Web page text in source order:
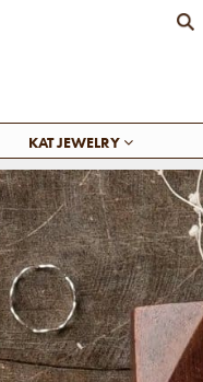
KAT JEWELRY